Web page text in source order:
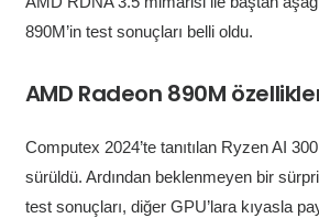
890M’in test sonuçları belli oldu.
AMD Radeon 890M
Computex 2024’te tanıtılan Ryzen AI
sürüldü. Ardından beklenmeyen bir
test sonuçları, diğer GPU’lara kıyasla